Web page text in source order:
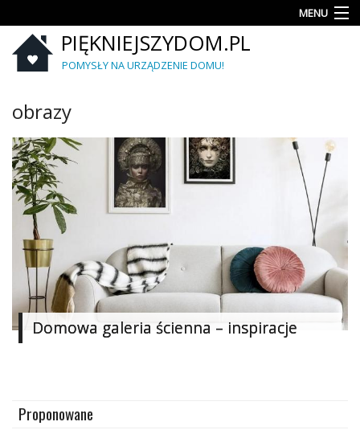
MENU
Aranżacje
wnętrz
Sypialnia
Salon
Zrób
sam
Ogród
gadżety
PIĘKNIEJSZYDOM.PL
POMYSŁY NA URZĄDZENIE DOMU!
obrazy
Domowa galeria ścienna – inspiracje
Proponowane